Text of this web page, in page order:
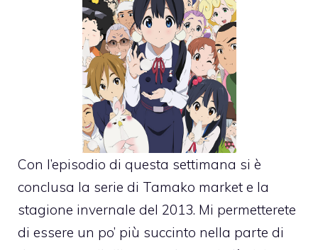
Con l’episodio di questa settimana si è
conclusa la serie di Tamako market e la
stagione invernale del 2013. Mi permetterete
di essere un po’ più succinto nella parte di